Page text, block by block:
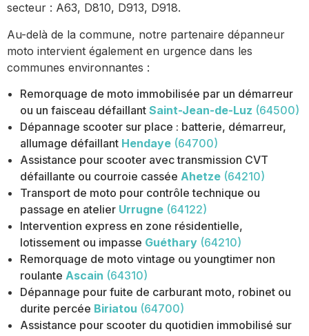
secteur : A63, D810, D913, D918.
Au-delà de la commune, notre partenaire dépanneur
moto intervient également en urgence dans les
communes environnantes :
Remorquage de moto immobilisée par un démarreur
ou un faisceau défaillant Saint-Jean-de-Luz (64500)
Dépannage scooter sur place : batterie, démarreur,
allumage défaillant Hendaye (64700)
Assistance pour scooter avec transmission CVT
défaillante ou courroie cassée Ahetze (64210)
Transport de moto pour contrôle technique ou
passage en atelier Urrugne (64122)
Intervention express en zone résidentielle,
lotissement ou impasse Guéthary (64210)
Remorquage de moto vintage ou youngtimer non
roulante Ascain (64310)
Dépannage pour fuite de carburant moto, robinet ou
durite percée Biriatou (64700)
Assistance pour scooter du quotidien immobilisé sur